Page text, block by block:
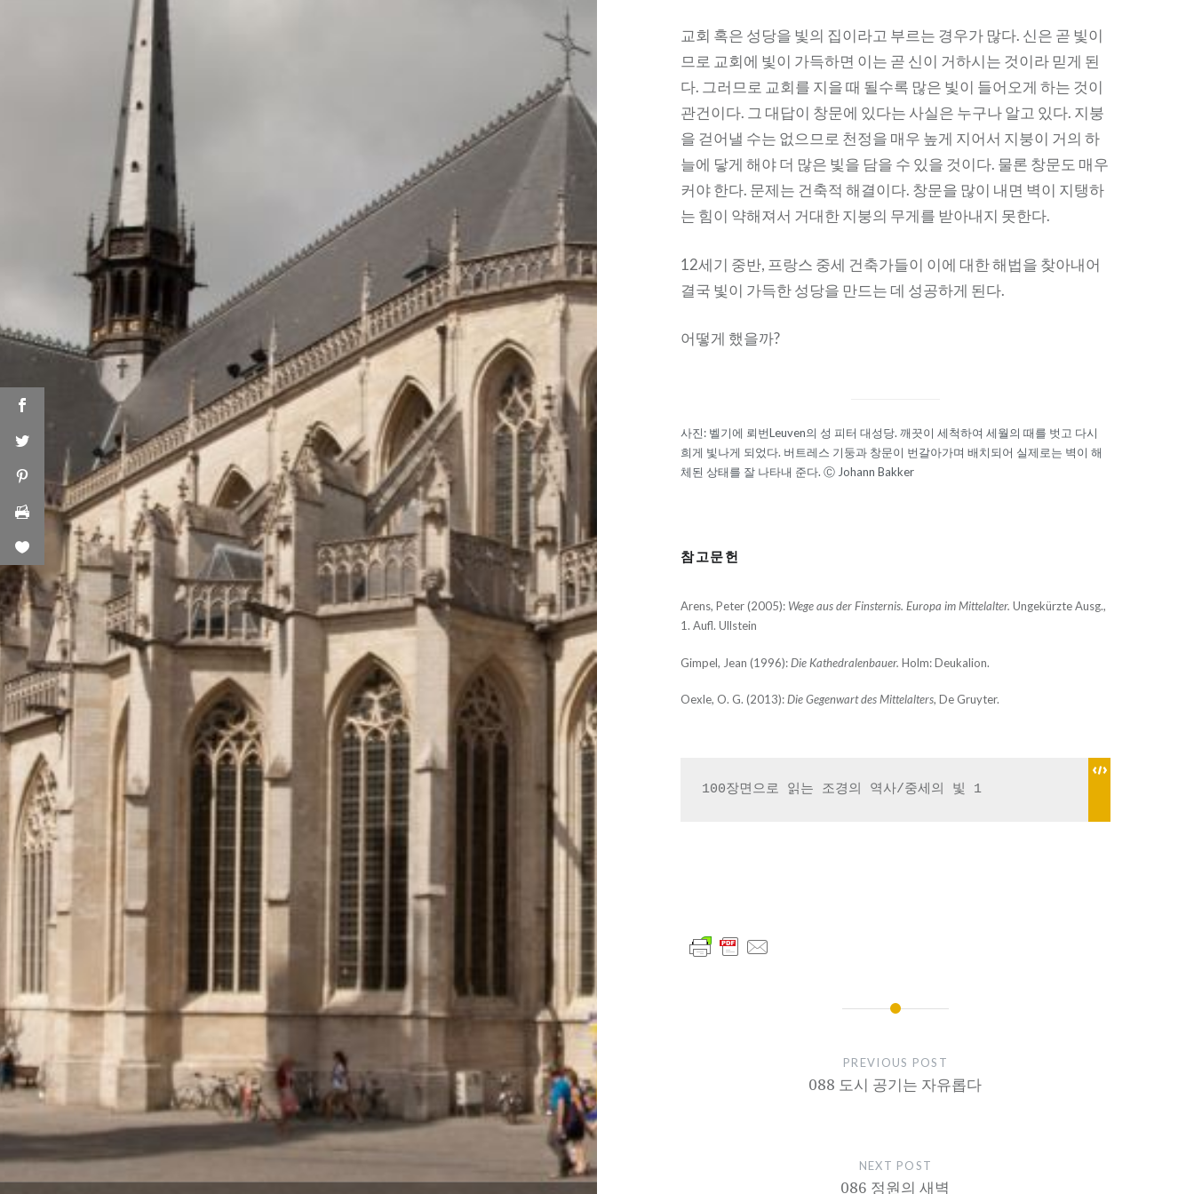
교회 혹은 성당을 빛의 집이라고 부르는 경우가 많다. 신은 곧 빛이
므로 교회에 빛이 가득하면 이는 곧 신이 거하시는 것이라 믿게 된
다. 그러므로 교회를 지을 때 될수록 많은 빛이 들어오게 하는 것이
관건이다. 그 대답이 창문에 있다는 사실은 누구나 알고 있다. 지붕
을 걷어낼 수는 없으므로 천정을 매우 높게 지어서 지붕이 거의 하
늘에 닿게 해야 더 많은 빛을 담을 수 있을 것이다. 물론 창문도 매우
커야 한다. 문제는 건축적 해결이다. 창문을 많이 내면 벽이 지탱하
는 힘이 약해져서 거대한 지붕의 무게를 받아내지 못한다.
12세기 중반, 프랑스 중세 건축가들이 이에 대한 해법을 찾아내어
결국 빛이 가득한 성당을 만드는 데 성공하게 된다.
어떻게 했을까?
사진: 벨기에 뢰번Leuven의 성 피터 대성당. 깨끗이 세척하여 세월의 때를 벗고 다시
희게 빛나게 되었다. 버트레스 기둥과 창문이 번갈아가며 배치되어 실제로는 벽이 해
체된 상태를 잘 나타내 준다. Ⓒ Johann Bakker
참고문헌
Arens, Peter (2005): Wege aus der Finsternis. Europa im Mittelalter.Ungekürzte Ausg.,
1. Aufl. Ullstein
Gimpel, Jean (1996):Die Kathedralenbauer. Holm: Deukalion.
Oexle, O. G. (2013):Die Gegenwart des Mittelalters, De Gruyter.
100장면으로 읽는 조경의 역사/중세의 빛 1
글
내
비
게
션
PREVIOUS POST
088 도시 공기는 자유롭다
NEXT POST
086 정원의 새벽